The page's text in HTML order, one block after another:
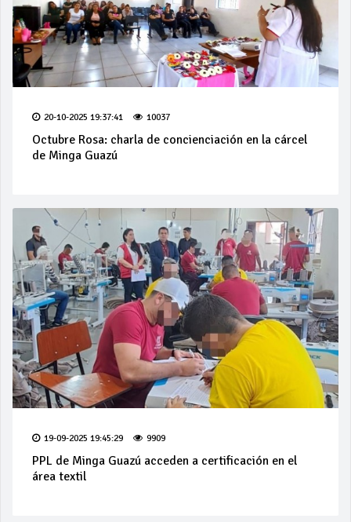
20-10-2025 19:37:41 10037
Octubre Rosa: charla de concienciación en la cárcel
de Minga Guazú
19-09-2025 19:45:29 9909
PPL de Minga Guazú acceden a certificación en el
área textil